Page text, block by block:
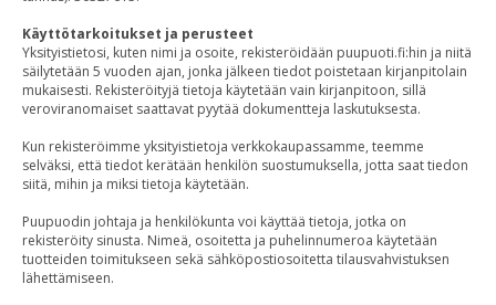
Käyttötarkoitukset ja perusteet
Yksityistietosi, kuten nimi ja osoite, rekisteröidään puupuoti.fi:hin ja niitä
säilytetään 5 vuoden ajan, jonka jälkeen tiedot poistetaan kirjanpitolain
mukaisesti. Rekisteröityjä tietoja käytetään vain kirjanpitoon, sillä
veroviranomaiset saattavat pyytää dokumentteja laskutuksesta.
Kun rekisteröimme yksityistietoja verkkokaupassamme, teemme
selväksi, että tiedot kerätään henkilön suostumuksella, jotta saat tiedon
siitä, mihin ja miksi tietoja käytetään.
Puupuodin johtaja ja henkilökunta voi käyttää tietoja, jotka on
rekisteröity sinusta. Nimeä, osoitetta ja puhelinnumeroa käytetään
tuotteiden toimitukseen sekä sähköpostiosoitetta tilausvahvistuksen
lähettämiseen.